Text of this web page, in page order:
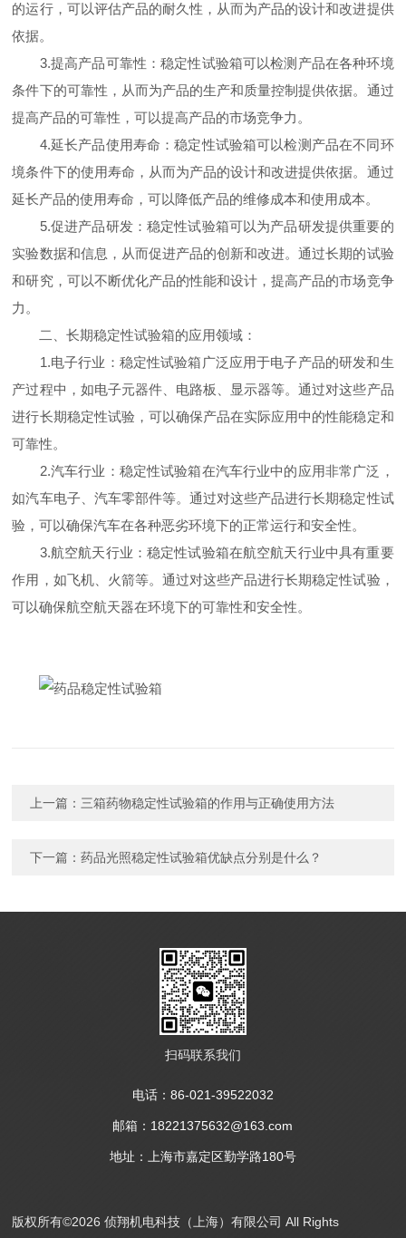
的运行，可以评估产品的耐久性，从而为产品的设计和改进提供
依据。
3.提高产品可靠性：稳定性试验箱可以检测产品在各种环境
条件下的可靠性，从而为产品的生产和质量控制提供依据。通过
提高产品的可靠性，可以提高产品的市场竞争力。
4.延长产品使用寿命：稳定性试验箱可以检测产品在不同环
境条件下的使用寿命，从而为产品的设计和改进提供依据。通过
延长产品的使用寿命，可以降低产品的维修成本和使用成本。
5.促进产品研发：稳定性试验箱可以为产品研发提供重要的
实验数据和信息，从而促进产品的创新和改进。通过长期的试验
和研究，可以不断优化产品的性能和设计，提高产品的市场竞争
力。
二、长期稳定性试验箱的应用领域：
1.电子行业：稳定性试验箱广泛应用于电子产品的研发和生
产过程中，如电子元器件、电路板、显示器等。通过对这些产品
进行长期稳定性试验，可以确保产品在实际应用中的性能稳定和
可靠性。
2.汽车行业：稳定性试验箱在汽车行业中的应用非常广泛，
如汽车电子、汽车零部件等。通过对这些产品进行长期稳定性试
验，可以确保汽车在各种恶劣环境下的正常运行和安全性。
3.航空航天行业：稳定性试验箱在航空航天行业中具有重要
作用，如飞机、火箭等。通过对这些产品进行长期稳定性试验，
可以确保航空航天器在环境下的可靠性和安全性。
上一篇： 三箱药物稳定性试验箱的作用与正确使用方法
下一篇：药品光照稳定性试验箱优缺点分别是什么？
扫码联系我们
电话：86-021-39522032
邮箱：18221375632@163.com
地址：上海市嘉定区勤学路180号
版权所有©2026 侦翔机电科技（上海）有限公司 All Rights